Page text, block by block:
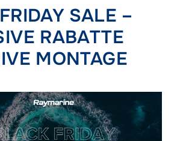
SALE –
RABATTE
MONTAGE